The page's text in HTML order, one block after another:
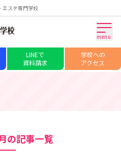
エステ専門学校
menu
LINEで
資料請求
学校への
アクセス
の記事一覧